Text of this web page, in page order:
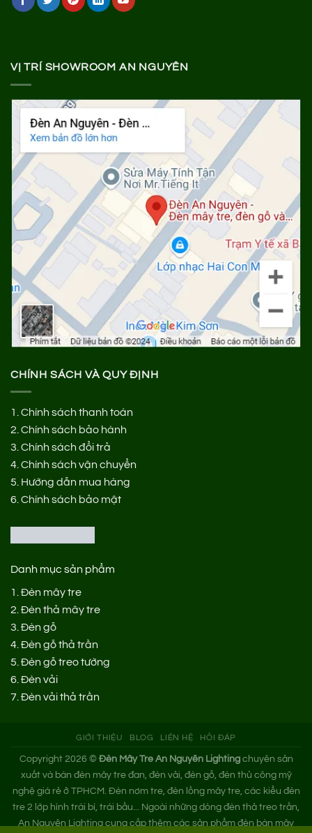
VỊ TRÍ SHOWROOM AN NGUYÊN
CHÍNH SÁCH VÀ QUY ĐỊNH
1.Chính sách thanh toán
2.Chính sách bảo hành
3.Chính sách đổi trả
4.Chính sách vận chuyển
5. Hướng dẫn mua hàng
6.Chính sách bảo mật
Danh mục sản phẩm
1.Đèn mây tre
2.Đèn thả mây tre
3.Đèn gỗ
4.Đèn gỗ thả trần
5.Đèn gỗ treo tường
6.Đèn vải
7.Đèn vải thả trần
GIỚI THIỆU BLOG LIÊN HỆ HỎI ĐÁP
Copyright 2026 © Đèn Mây Tre An Nguyên Lightingchuyên sản
xuất và bán đèn mây tre đan, đèn vải, đèn gỗ, đèn thủ công mỹ
nghệ giá rẻ ở TPHCM. Đèn nơm tre, đèn lồng mây tre, các kiểu đèn
tre 2 lớp hình trái bí, trái bầu... Ngoài những dòng đèn thả treo trần,
An Nguyên Lighting cung cấp thêm các sản phẩm đèn bàn mây